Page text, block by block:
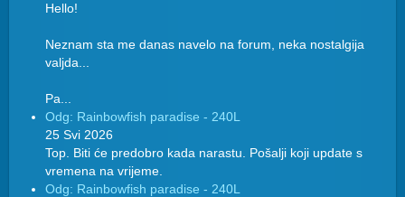
Hello!
Neznam sta me danas navelo na forum, neka nostalgija
valjda...
Pa...
Odg: Rainbowfish paradise - 240L
25 Svi 2026
Top. Biti će predobro kada narastu. Pošalji koji update s
vremena na vrijeme.
Odg: Rainbowfish paradise - 240L